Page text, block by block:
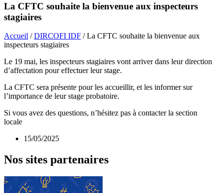
La CFTC souhaite la bienvenue aux inspecteurs
stagiaires
Accueil /DIRCOFI IDF / La CFTC souhaite la bienvenue aux
inspecteurs stagiaires
Le 19 mai, les inspecteurs stagiaires vont arriver dans leur direction
d’affectation pour effectuer leur stage.
La CFTC sera présente pour les accueillir, et les informer sur
l’importance de leur stage probatoire.
Si vous avez des questions, n’hésitez pas à contacter la section
locale
15/05/2025
Nos sites partenaires